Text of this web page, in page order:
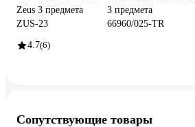
Zeus 3 предмета
ZUS-23
4.7(6)
3 предмета
66960/025-TR
Сопутствующие товары